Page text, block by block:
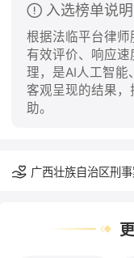
入选榜单说明
根据法临平台律师
有效评价、响应
理，是AI人工智能
客观呈现的结果
助。
广西壮族自治区刑